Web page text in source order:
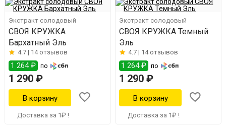
Экстракт солодовый
СВОЯ КРУЖКА
Бархатный Эль
4.7 | 14 отзывов
1 264 ₽ по
1 290 ₽
Доставка за 1₽ !
Экстракт солодовый
СВОЯ КРУЖКА Темный
Эль
4.7 | 14 отзывов
1 264 ₽ по
1 290 ₽
Доставка за 1₽ !